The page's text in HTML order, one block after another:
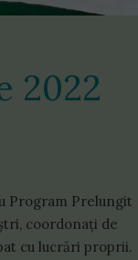
2022
Program Prelungit
coordonați de
cu lucrări proprii.